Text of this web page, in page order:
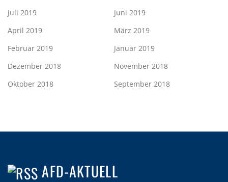
Juli 2019
Juni 2019
April 2019
März 2019
Februar 2019
Januar 2019
Dezember 2018
November 2018
Oktober 2018
September 2018
AFD-AKTUELL